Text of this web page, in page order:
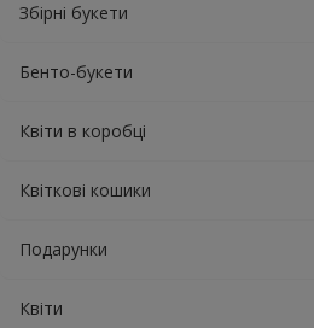
Збірні букети
Бенто-букети
Квіти в коробці
Квіткові кошики
Подарунки
Квіти